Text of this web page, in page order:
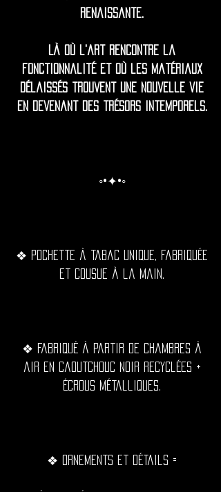
renaissante.
Là où l'art rencontre la
fonctionnalité et où les matériaux
délaissés trouvent une nouvelle vie
en devenant des trésors intemporels.
◦•✦•◦
❖ Pochette à tabac unique, fabriquée
et cousue à la main.
❖ Fabriqué à partir de chambres à
air en caoutchouc noir recyclées +
écrous métalliques.
❖ Ornements et détails =